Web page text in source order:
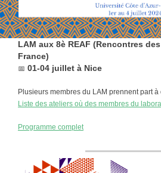
LAM aux 8è REAF (Rencontres
France)
📅 01-04 juillet à Nice
Plusieurs membres du LAM prennent part
Liste des ateliers où des membres du
Programme complet